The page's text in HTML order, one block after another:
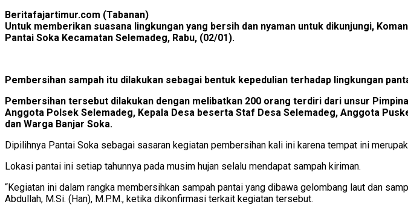
Beritafajartimur.com (Tabanan)
Untuk memberikan suasana lingkungan yang bersih dan nyaman untuk dikunjungi,
Pantai Soka Kecamatan Selemadeg, Rabu, (02/01).
Pembersihan sampah itu dilakukan sebagai bentuk kepedulian terhadap lingkungan
Pembersihan tersebut dilakukan dengan melibatkan 200 orang terdiri dari unsur
Anggota Polsek Selemadeg, Kepala Desa beserta Staf Desa Selemadeg, Anggota
dan Warga Banjar Soka.
Dipilihnya Pantai Soka sebagai sasaran kegiatan pembersihan kali ini karena tempat ini
Lokasi pantai ini setiap tahunnya pada musim hujan selalu mendapat sampah kiriman.
“Kegiatan ini dalam rangka membersihkan sampah pantai yang dibawa gelombang laut dan
Abdullah, M.Si. (Han), M.P.M., ketika dikonfirmasi terkait kegiatan tersebut.